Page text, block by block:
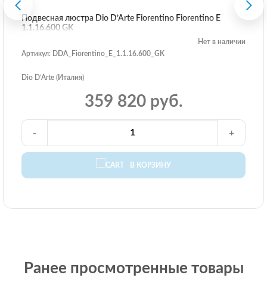
Подвесная люстра Dio D’Arte Fiorentino Fiorentino E
1.1.16.600 GK
Нет в наличии
Артикул: DDA_Fiorentino_E_1.1.16.600_GK
Dio D’Arte (Италия)
359 820 руб.
В КОРЗИНУ
- +
Ранее просмотренные товары